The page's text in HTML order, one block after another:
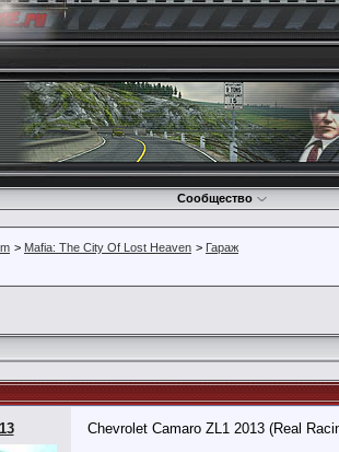
Сообщество
> Mafia: The City Of Lost Heaven > Гараж
Chevrolet Camaro ZL1 2013 (Real